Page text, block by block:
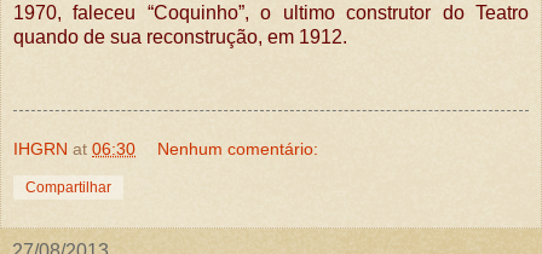
1970, faleceu “Coquinho”, o ultimo construtor do Teatro
quando de sua reconstrução, em 1912.
IHGRN at 06:30 Nenhum comentário:
Compartilhar